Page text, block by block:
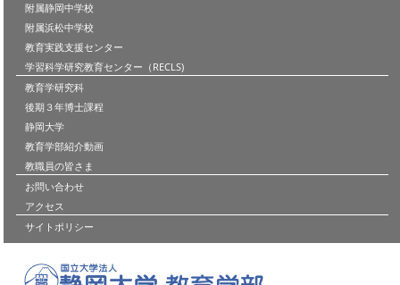
附属静岡中学校
附属浜松中学校
教育実践支援センター
学習科学研究教育センター（RECLS)
教育学研究科
後期３年博士課程
静岡大学
教育学部紹介動画
教職員の皆さま
お問い合わせ
アクセス
サイトポリシー